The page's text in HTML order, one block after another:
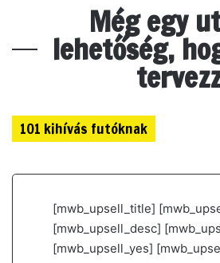
Még egy
lehetőség,
101 kihívás futóknak
[mwb_upsell_title]
[mwb_upsell_desc]
[mwb_upsell_yes]